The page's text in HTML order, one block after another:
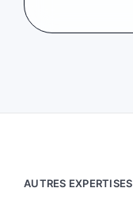
AUTRES EXPERTISES